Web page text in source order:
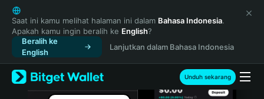
English
日本語
Tiếng Việt
Русский
Español (Latinoamérica)
Türkçe
Italiano
Saat ini kamu melihat halaman ini dalam Bahasa Indonesia.
Apakah kamu ingin beralih ke English?
Beralih ke
English
Lanjutkan dalam Bahasa Indonesia
Unduh sekarang